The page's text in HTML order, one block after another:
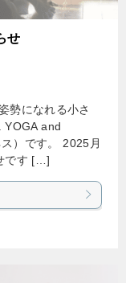
せ
勢になれる小さ
YOGA and
）です。 2025月
です […]